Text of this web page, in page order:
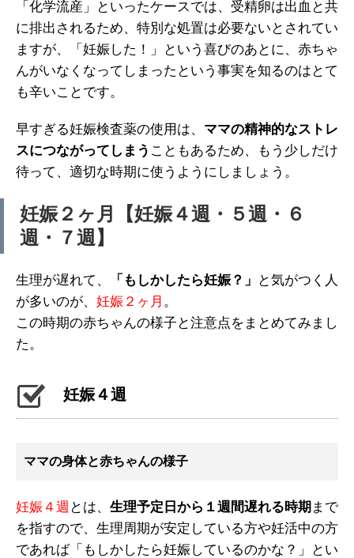
「化学流産」といったケースでは、受精卵は出血と共
に排出されるため、特別な処置は必要ないとされてい
ますが、「妊娠した！」という喜びのあとに、赤ちゃ
んがいなくなってしまったという事実を知るのはとて
も辛いことです。
早すぎる妊娠検査薬の使用は、 ママの精神的なストレ
スにつながってしまう こともあるため、もう少しだけ
待って、適切な時期に使うようにしましょう。
妊娠２ヶ月【妊娠４週・５週・６
週・７週】
生理が遅れて、 「もしかしたら妊娠？」
と気がつく人
が多いのが、 妊娠２ヶ月 。
この時期の赤ちゃんの様子と注意点をまとめてみまし
た。
妊娠４週
ママの身体と赤ちゃんの様子
妊娠４週 とは、 生理予定日から１週間遅れる時期 まで
を指すので、生理周期が安定している方や妊活中の方
であれば「もしかしたら妊娠しているのかな？」とい